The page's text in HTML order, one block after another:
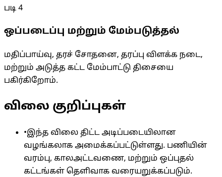
படி 4
ஒப்படைப்பு மற்றும் மேம்படுத்தல்
மதிப்பாய்வு, தரச் சோதனை, தரப்பு விளக்க நடை,
மற்றும் அடுத்த கட்ட மேம்பாட்டு திசையை
பகிர்கிறோம்.
விலை குறிப்புகள்
•இந்த விலை திட்ட அடிப்படையிலான
வழங்கலாக அமைக்கப்பட்டுள்ளது. பணியின்
வரம்பு, காலஅட்டவணை, மற்றும் ஒப்புதல்
கட்டங்கள் தெளிவாக வரையறுக்கப்படும்.